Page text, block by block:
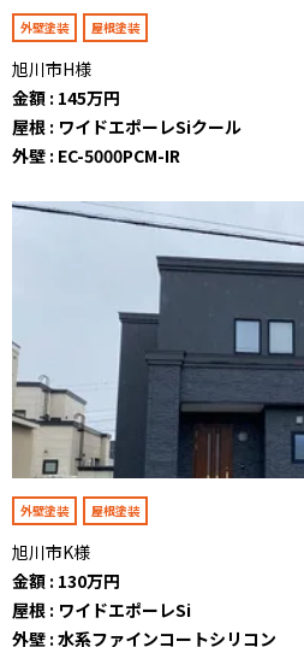
外壁塗装 屋根塗装
旭川市H様
金額 : 145万円
屋根 : ワイドエポーレSiクール
外壁 : EC-5000PCM-IR
外壁塗装 屋根塗装
旭川市K様
金額 : 130万円
屋根 : ワイドエポーレSi
外壁 : 水系ファインコートシリコン